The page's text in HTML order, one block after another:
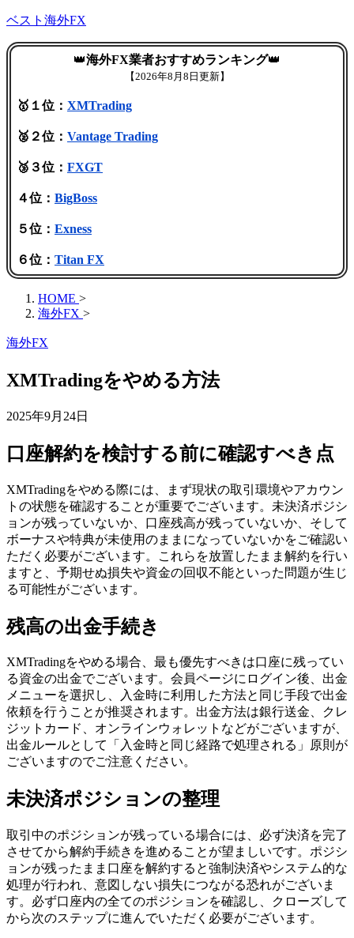
ベスト海外FX
👑海外FX業者おすすめランキング👑
【2026年8月8日更新】
🥇１位： XMTrading
🥈２位： Vantage Trading
🥉３位： FXGT
４位： BigBoss
５位： Exness
６位： Titan FX
HOME >
海外FX >
海外FX
XMTradingをやめる方法
2025年9月24日
口座解約を検討する前に確認すべき点
XMTradingをやめる際には、まず現状の取引環境やアカウン
トの状態を確認することが重要でございます。未決済ポジシ
ョンが残っていないか、口座残高が残っていないか、そして
ボーナスや特典が未使用のままになっていないかをご確認い
ただく必要がございます。これらを放置したまま解約を行い
ますと、予期せぬ損失や資金の回収不能といった問題が生じ
る可能性がございます。
残高の出金手続き
XMTradingをやめる場合、最も優先すべきは口座に残ってい
る資金の出金でございます。会員ページにログイン後、出金
メニューを選択し、入金時に利用した方法と同じ手段で出金
依頼を行うことが推奨されます。出金方法は銀行送金、クレ
ジットカード、オンラインウォレットなどがございますが、
出金ルールとして「入金時と同じ経路で処理される」原則が
ございますのでご注意ください。
未決済ポジションの整理
取引中のポジションが残っている場合には、必ず決済を完了
させてから解約手続きを進めることが望ましいです。ポジシ
ョンが残ったまま口座を解約すると強制決済やシステム的な
処理が行われ、意図しない損失につながる恐れがございま
す。必ず口座内の全てのポジションを確認し、クローズして
から次のステップに進んでいただく必要がございます。